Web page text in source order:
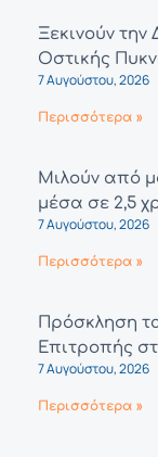
Ξεκινούν
Οστικής
7 Αυγούστου, 2026
Περισσότερα »
Μιλούν από
μέσα σε 2,5
7 Αυγούστου, 2026
Περισσότερα »
Πρόσκληση
Επιτροπής
7 Αυγούστου, 2026
Περισσότερα »